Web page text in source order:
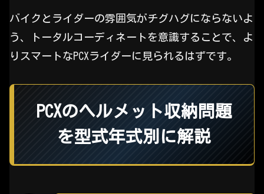
バイクとライダーの雰囲気がチグハグにならないよ
う、トータルコーディネートを意識することで、よ
りスマートなPCXライダーに見られるはずです。
PCXのヘルメット収納問題
を型式年式別に解説